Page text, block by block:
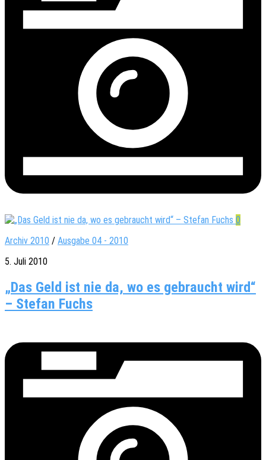
0
Archiv 2010 / Ausgabe 04 - 2010
5. Juli 2010
„Das Geld ist nie da, wo es gebraucht wird“
– Stefan Fuchs